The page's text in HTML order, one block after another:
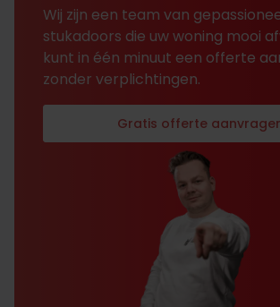
Wij zijn een team van
stukadoors die uw woning mooi
kunt in één minuut een offerte
zonder verplichtingen.
Gratis offerte